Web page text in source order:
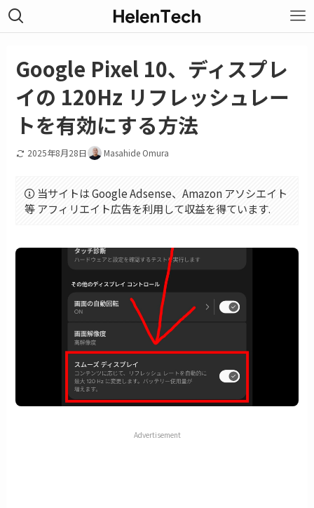
Google Pixel 10、ディスプレ
イの 120Hz リフレッシュレー
トを有効にする方法
2025年8月28日 Masahide Omura
当サイトは Google Adsense、Amazon アソシエイト
等 アフィリエイト広告を利用して収益を得ています.
Advertisement